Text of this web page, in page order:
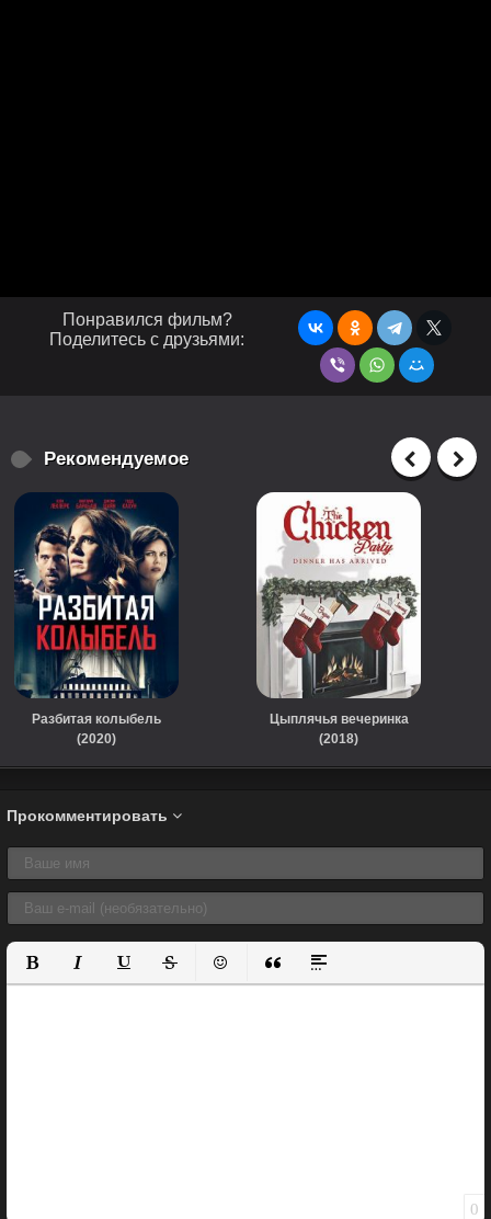
Понравился фильм?
Поделитесь с друзьями:
Рекомендуемое
Разбитая колыбель
(2020)
Цыплячья вечеринка
(2018)
Прокомментировать
Полужирный
КурсивПодчеркнутый
ЗачеркнутыйВставить смайлик
Вставка цитаты
Вставка спойлера
0